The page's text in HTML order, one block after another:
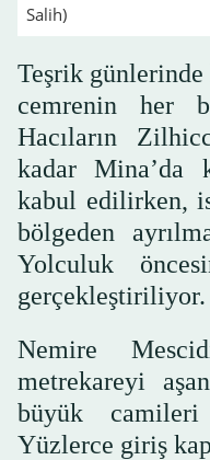
Salih)
Teşrik günlerinde
cemrenin her
Hacıların
kadar Mina’da
kabul edilirken,
bölgeden
Yolculuk
gerçekleştiriliyor.
Nemire
metrekareyi
büyük
Yüzlerce giriş